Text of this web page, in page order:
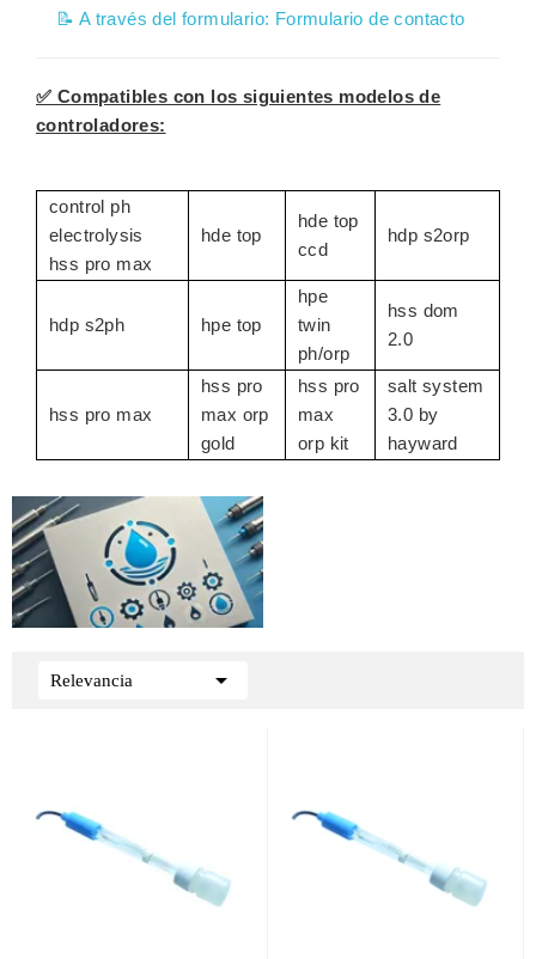
📝 A través del formulario: Formulario de contacto
✅ Compatibles con los siguientes modelos de
controladores:
control ph
electrolysis
hss pro max
hde top
hde top
ccd
hdp s2orp
hdp s2ph hpe top
hpe
twin
ph/orp
hss dom
2.0
hss pro max
hss pro
max orp
gold
hss pro
max
orp kit
salt system
3.0 by
hayward
Relevancia 